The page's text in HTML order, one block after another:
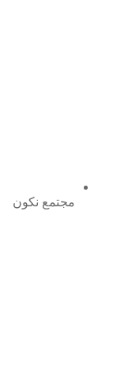
مجتمع نكون